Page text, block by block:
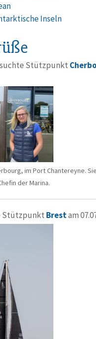
Inseln
Stützpunkt
im Port Chantereyne.
der Marina.
Stützpunkt Brestam